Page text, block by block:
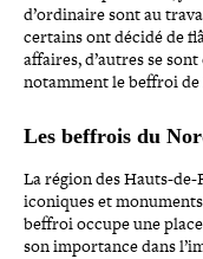
d’ordinaire sont au
certains ont décidé de
affaires, d’autres se
notamment le beffroi de
Les beffrois du
La région des Hauts-​
iconiques et
beffroi occupe une
son impor­tance dans